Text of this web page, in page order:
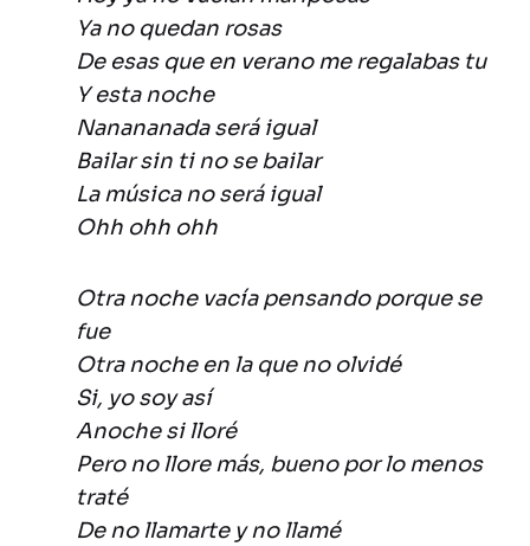
Ya no quedan rosas
De esas que en verano me regalabas tu
Y esta noche
Nanananada será igual
Bailar sin ti no se bailar
La música no será igual
Ohh ohh ohh
Otra noche vacía pensando porque se
fue
Otra noche en la que no olvidé
Si, yo soy así
Anoche si lloré
Pero no llore más, bueno por lo menos
traté
De no llamarte y no llamé